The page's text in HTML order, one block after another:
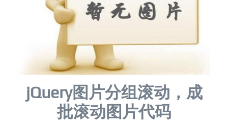
jQuery图片分组滚动，成
批滚动图片代码